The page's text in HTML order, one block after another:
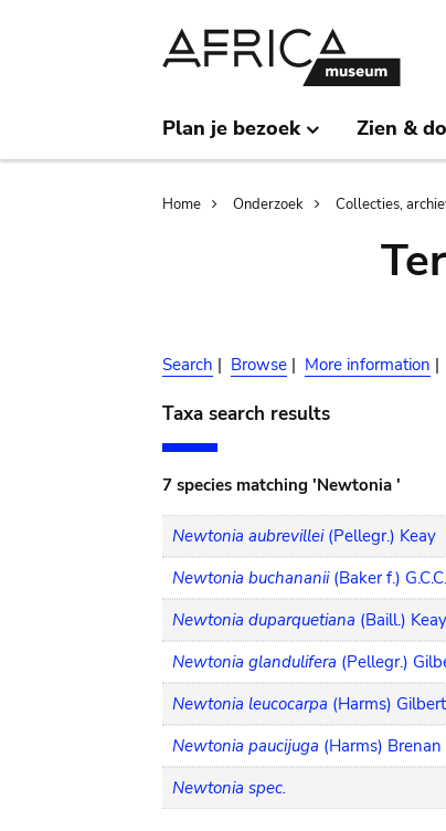
Plan je bezoek Zien &
Breadcrumb
Home Onderzoek Collecties,
Search | Browse | More information |
Taxa search results
7 species matching 'Newtonia '
Newtonia aubrevillei (Pellegr.) Keay
Newtonia buchananii (Baker f.)
Newtonia duparquetiana (Baill.) Keay
Newtonia glandulifera (Pellegr.)
Newtonia leucocarpa (Harms)
Newtonia paucijuga (Harms) Brenan
Newtonia spec.